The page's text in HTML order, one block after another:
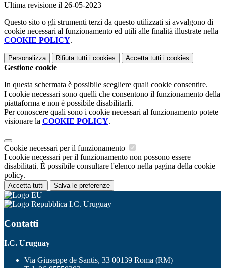
Ultima revisione il 26-05-2023
Questo sito o gli strumenti terzi da questo utilizzati si avvalgono di
cookie necessari al funzionamento ed utili alle finalità illustrate nella
COOKIE POLICY.
Personalizza Rifiuta tutti i cookies Accetta tutti i cookies
Gestione cookie
In questa schermata è possibile scegliere quali cookie consentire.
I cookie necessari sono quelli che consentono il funzionamento della
piattaforma e non è possibile disabilitarli.
Per conoscere quali sono i cookie necessari al funzionamento potete
visionare la COOKIE POLICY.
Cookie necessari per il funzionamento
I cookie necessari per il funzionamento non possono essere
disabilitati. È possibile consultare l'elenco nella pagina della cookie
policy.
Accetta tutti Salva le preferenze
I.C. Uruguay
Contatti
I.C. Uruguay
Via Giuseppe de Santis, 33 00139 Roma (RM)